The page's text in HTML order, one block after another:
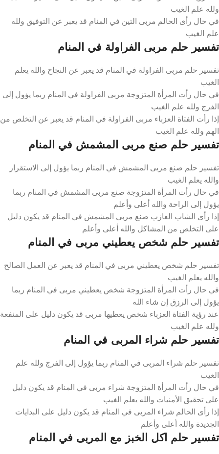
ولله علم الغيب
في حال رأى الحالم مربى التين في المنام قد يعبر عن التوفيق ولله
علم الغيب
تفسير حلم مربى الفراولة في المنام
تفسير حلم مربى الفراولة في المنام قد يعبر عن النجاح والله يعلم
الغيب
في حال رأت المرأة المتزوجة مربى الفراولة في المنام ربما يؤول إلى
الفرج ولله علم الغيب
إذا رأت الفتاة العزباء مربى الفراولة في المنام قد يعبر عن التخلص من
الهم ولله علم الغيب
تفسير حلم صنع مربى المشمش في المنام
تفسير حلم صنع مربى المشمش في المنام ربما يؤول إلى الاستقرار
والله يعلم الغيب
في حال رأت المرأة المتزوجة صنع مربى المشمش في المنام ربما
يؤول إلى الراحة والله أعلى وأعلم
إذا رأى الشاب العازب صنع مربى المشمش في المنام قد يكون دليل
على التخلص من المشاكل والله أعلى وأعلم
تفسير حلم شخص يعطيني مربى في المنام
تفسير حلم شخص يعطيني مربى في المنام قد يعبر عن العمل الصالح
والله يعلم الغيب
في حال رأت المرأة المتزوجة شخص يعطيني مربى في المنام ربما
يؤول إلى الرزق إن شاء الله
عند رؤية الفتاة العزباء شخص يعطيها مربى قد يكون دليل على المنفعة
ولله علم الغيب
تفسير حلم شراء المربى في المنام
تفسير حلم شراء المربى في المنام ربما يؤول إلى الفرج ولله علم
الغيب
في حال رأت المرأة المتزوجة شراء مربى في المنام قد يكون دليل
على تحقيق الأمنيات والله يعلم الغيب
إذا رأى الحالم شراء المربى في المنام قد يكون دليل على البدايات
الجديدة والله أعلى وأعلم
تفسير حلم اكل الخبز مع المربى في المنام